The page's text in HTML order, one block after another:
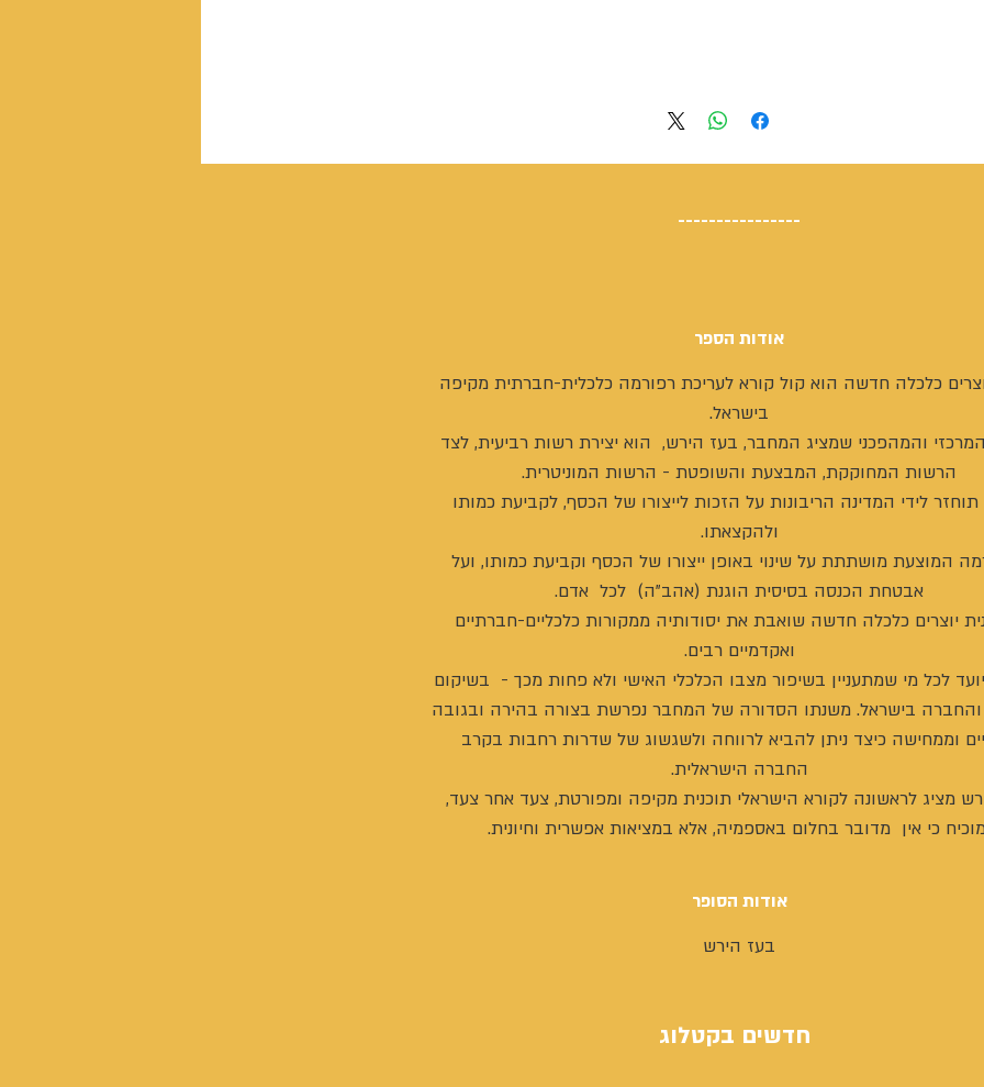
----------------
אודות הספר
כלכלה חדשה הוא קול קורא לעריכת רפורמה כלכלית-חברתית מקיפה
בישראל.
המרכזי והמהפכני שמציג המחבר, בעז הירש, הוא יצירת רשות רביעית, לצד
הרשות המחוקקת, המבצעת והשופטת - הרשות המוניטרית.
לידי המדינה הריבונות על הזכות לייצורו של הכסף, לקביעת כמותו
ולהקצאתו.
המוצעת מושתתת על שינוי באופן ייצורו של הכסף וקביעת כמותו, ועל
אבטחת הכנסה בסיסית הוגנת (אהב"ה) לכל אדם.
יוצרים כלכלה חדשה שואבת את יסודותיה ממקורות כלכליים-חברתיים
ואקדמיים רבים.
לכל מי שמתעניין בשיפור מצבו הכלכלי האישי ולא פחות מכך - בשיקום
בישראל. משנתו הסדורה של המחבר נפרשת בצורה בהירה ובגובה
וממחישה כיצד ניתן להביא לרווחה ולשגשוג של שדרות רחבות בקרב
החברה הישראלית.
מציג לראשונה לקורא הישראלי תוכנית מקיפה ומפורטת, צעד אחר צעד,
כי אין מדובר בחלום באספמיה, אלא במציאות אפשרית וחיונית.
אודות הסופר
בעז הירש
חדשים בקטלוג